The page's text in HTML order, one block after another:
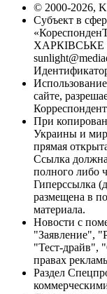
© 2000-2026,
Субъект в
ХАРКІВСЬКЕ
сайте,
При
Украины и
прямая
Ссылка
полного либо
Гиперссылка
размещена в
материала.
Новости с
"Заявление",
"Тест-драйв",
правах
Раздел